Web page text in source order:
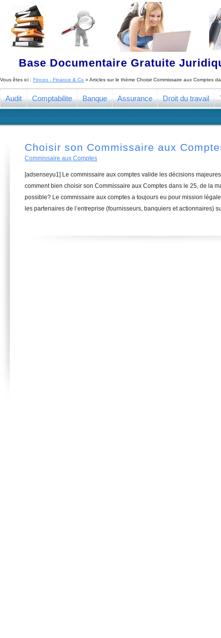
Base Documentaire Gratuite
Vous êtes ici : Finceo - Finance & Co » Articles sur le thème Choisir Commissaire aux Comptes
Audit Comptabilite Banque Assurance Droit du travail
Choisir son Commissaire aux
Commissaire aux Comptes
[adsenseyu1] Le commissaire aux comptes valide les décisions
comment bien choisir son Commissaire aux Comptes dans le 25, de la
possible? Le commissaire aux comptes a toujours eu pour mission
les partenaires de l’entreprise (fournisseurs, banquiers et actionnaires)